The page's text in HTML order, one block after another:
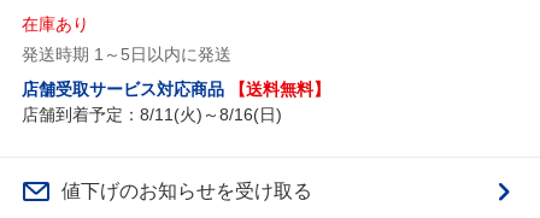
在庫あり
発送時期 1～5日以内に発送
店舗受取サービス対応商品
【送料無料】
店舗到着予定：8/11(火)～8/16(日)
値下げのお知らせを受け取る